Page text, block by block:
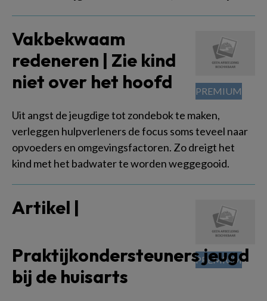
Vakbekwaam
redeneren | Zie kind
niet over het hoofd
Uit angst de jeugdige tot zondebok te maken,
verleggen hulpverleners de focus soms teveel naar
opvoeders en omgevingsfactoren. Zo dreigt het
kind met het badwater te worden weggegooid.
Artikel |
Praktijkondersteuners jeugd
bij de huisarts